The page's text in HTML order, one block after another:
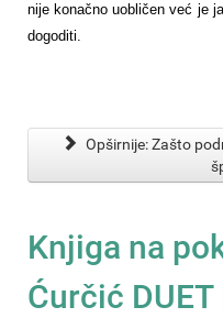
nije konačno uobličen već je
dogoditi.
Opširnije: Zašto
Knjiga na
Ćurčić DUET